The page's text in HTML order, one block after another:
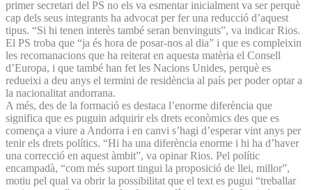
primer secretari del PS no els va esmentar inicialment va ser perquè
cap dels seus integrants ha advocat per fer una reducció d’aquest
tipus. “Si hi tenen interès també seran benvinguts”, va indicar Rios.
El PS troba que “ja és hora de posar-nos al dia” i que es compleixin
les recomanacions que ha reiterat en aquesta matèria el Consell
d’Europa, i que també han fet les Nacions Unides, perquè es
redueixi a deu anys el termini de residència al país per poder optar a
la nacionalitat andorrana.
A més, des de la formació es destaca l’enorme diferència que
significa que es puguin adquirir els drets econòmics des que es
comença a viure a Andorra i en canvi s’hagi d’esperar vint anys per
tenir els drets polítics. “Hi ha una diferència enorme i hi ha d’haver
una correcció en aquest àmbit”, va opinar Rios. Pel polític
encampadà, “com més suport tingui la proposició de llei, millor”,
motiu pel qual va obrir la possibilitat que el text es pugui “treballar